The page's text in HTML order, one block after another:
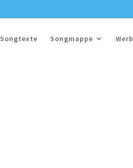
Songtexte Songmappe